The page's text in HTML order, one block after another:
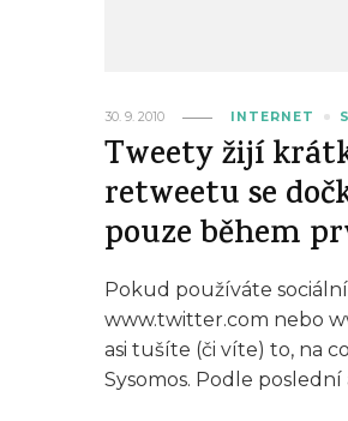
30. 9. 2010 INTERNET
Tweety žijí
retweetu se
pouze během
Pokud používáte
www.twitter.com nebo
asi tušíte (či víte) to, na
Sysomos. Podle